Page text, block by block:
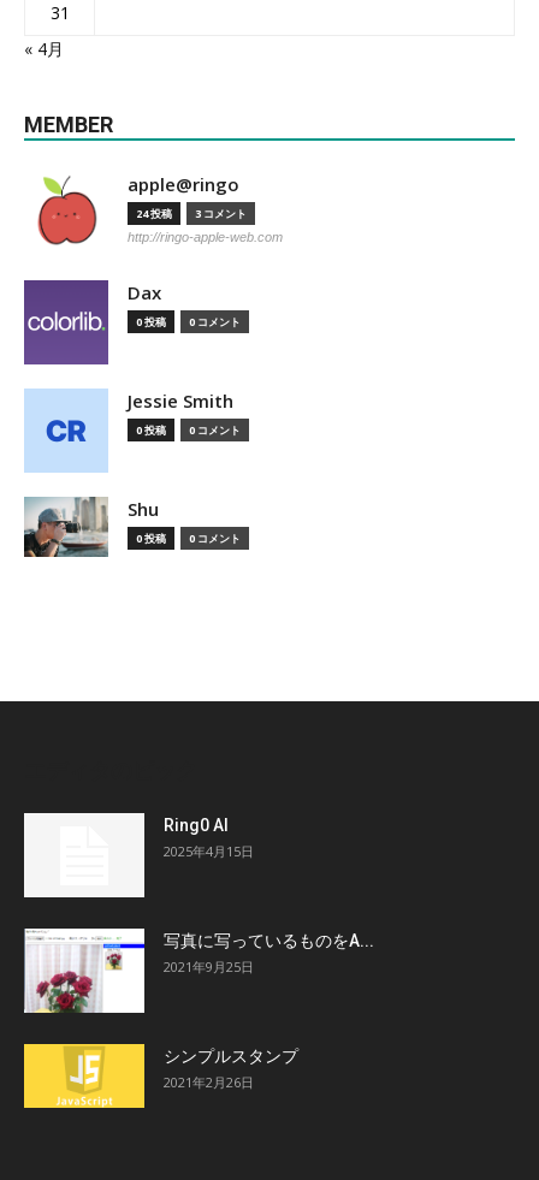
31
« 4月
MEMBER
apple@ringo
24 投稿 3 コメント
http://ringo-apple-web.com
Dax
0 投稿 0 コメント
Jessie Smith
0 投稿 0 コメント
Shu
0 投稿 0 コメント
Ring0 AI
2025年4月15日
写真に写っているものをA...
2021年9月25日
シンプルスタンプ
2021年2月26日